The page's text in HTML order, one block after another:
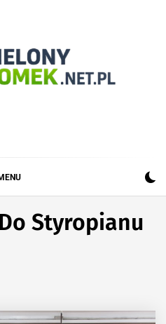
Styropianu